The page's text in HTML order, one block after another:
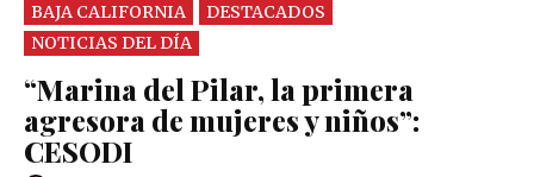
BAJA CALIFORNIA
DESTACADOS
NOTICIAS DEL DÍA
“Marina del Pilar, la primera
agresora de mujeres y niños”:
CESODI